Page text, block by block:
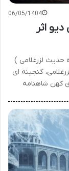
06/05/1404
اثر
حدیث لزرغلامی )
گنجینه ای
کهن شاهنامه